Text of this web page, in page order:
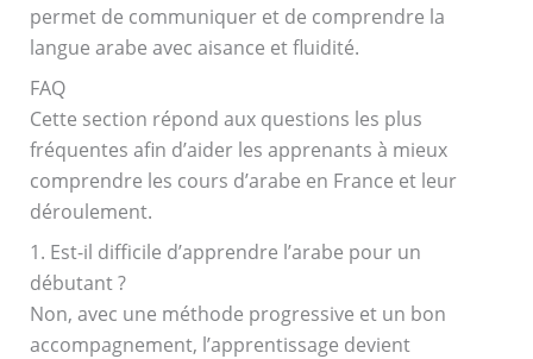
permet de communiquer et de comprendre la
langue arabe avec aisance et fluidité.
FAQ
Cette section répond aux questions les plus
fréquentes afin d’aider les apprenants à mieux
comprendre les cours d’arabe en France et leur
déroulement.
1. Est-il difficile d’apprendre l’arabe pour un
débutant ?
Non, avec une méthode progressive et un bon
accompagnement, l’apprentissage devient